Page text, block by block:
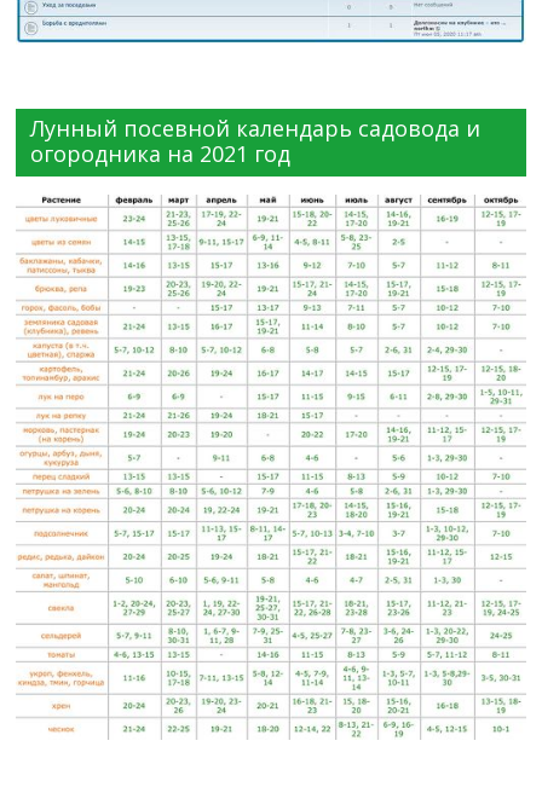
Лунный посевной календарь садовода и
огородника на 2021 год